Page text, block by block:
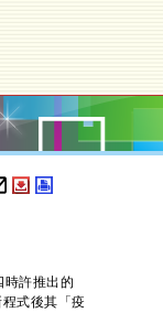
許推出的
式後其「疫